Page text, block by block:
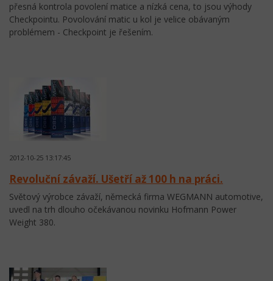
přesná kontrola povolení matice a nízká cena, to jsou výhody
Checkpointu. Povolování matic u kol je velice obávaným
problémem - Checkpoint je řešením.
2012-10-25 13:17:45
Revoluční závaží. Ušetří až 100 h na práci.
Světový výrobce závaží, německá firma WEGMANN automotive,
uvedl na trh dlouho očekávanou novinku Hofmann Power
Weight 380.